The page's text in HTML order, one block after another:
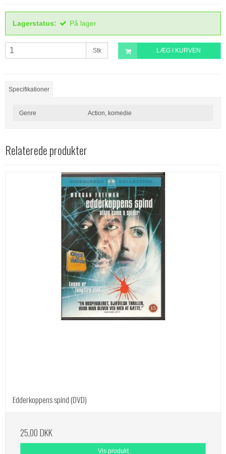
Lagerstatus: På lager
Stk LÆG I KURVEN
Specifikationer
Genre Action, komedie
Relaterede produkter
Edderkoppens spind (DVD)
25,00 DKK
Vis produkt